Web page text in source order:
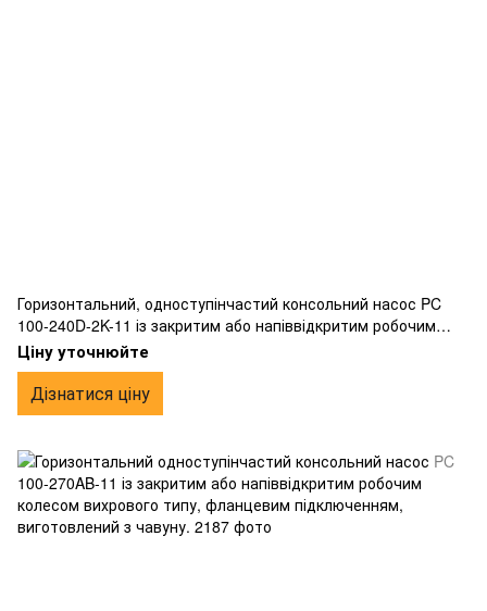
Горизонтальний, одноступінчастий консольний насос PC
100-240D-2K-11 із закритим або напіввідкритим робочим
колесом вихрового типу, фланцевим підключенням,
виготовлений з чавуну.
Ціну уточнюйте
Дізнатися ціну